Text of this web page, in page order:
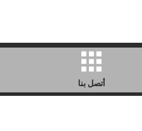
أتصل بنا